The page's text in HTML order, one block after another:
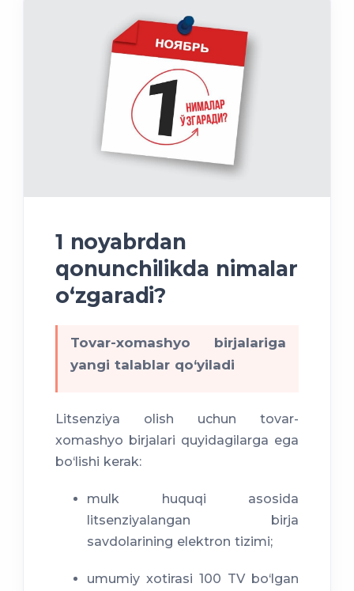
1 noyabrdan
qonunchilikda nimalar
o‘zgaradi?
Tovar-xomashyo birjalariga
yangi talablar qo‘yiladi
Litsenziya olish uchun tovar-
xomashyo birjalari quyidagilarga ega
bo‘lishi kerak:
mulk huquqi asosida
litsenziyalangan birja
savdolarining elektron tizimi;
umumiy xotirasi 100 TV bo‘lgan